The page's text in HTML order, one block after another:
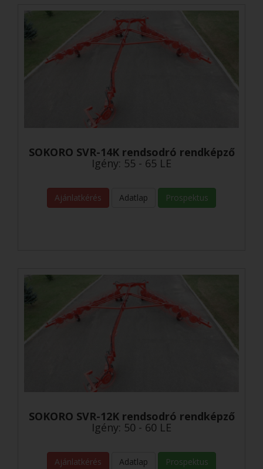
SOKORO SVR-14K rendsodró rendképző
Igény: 55 - 65 LE
Ajánlatkérés Adatlap Prospektus
SOKORO SVR-12K rendsodró rendképző
Igény: 50 - 60 LE
Ajánlatkérés Adatlap Prospektus